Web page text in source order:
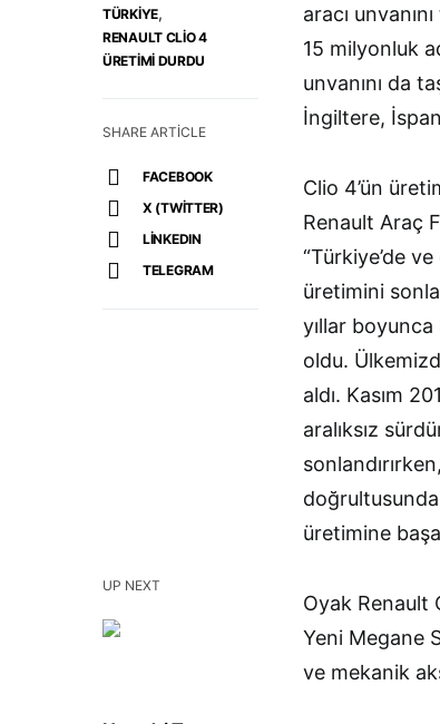
UP NEXT
TÜRKIYE,
RENAULT CLIO 4
ÜRETIMI DURDU
SHARE ARTICLE
FACEBOOK
X (TWITTER)
LINKEDIN
TELEGRAM
aracı
15 milyonluk
unvanını da
İngiltere,
Clio 4’ün
Renault Araç
“Türkiye’de
üretimini
yıllar boyunca
oldu.
aldı. Kasım
aralıksız
üretimine
Oyak Renault
Yeni Megane
ve mekanik